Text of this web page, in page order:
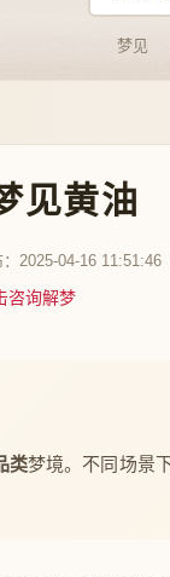
梦见
见黄油
：2025-04-16 11:51:46
咨询解梦
类梦境。不同场景